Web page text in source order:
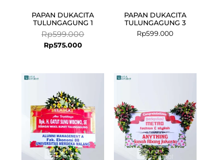
PAPAN DUKACITA
TULUNGAGUNG 1
Rp599.000
Rp575.000
PAPAN DUKACITA
TULUNGAGUNG 3
Rp599.000
was:
Rp980.000.
Rp950.000.